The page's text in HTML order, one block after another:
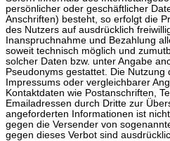
persönlicher oder geschäftlicher
Anschriften) besteht, so erfolgt die
des Nutzers auf ausdrücklich
Inanspruchnahme und Bezahlung
soweit technisch möglich und
solcher Daten bzw. unter Angabe
Pseudonyms gestattet. Die Nutzung
Impressums oder vergleichbarer
Kontaktdaten wie Postanschriften,
Emailadressen durch Dritte zur
angeforderten Informationen ist
gegen die Versender von
gegen dieses Verbot sind